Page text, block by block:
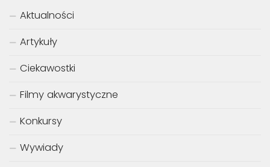
Aktualności
Artykuły
Ciekawostki
Filmy akwarystyczne
Konkursy
Wywiady